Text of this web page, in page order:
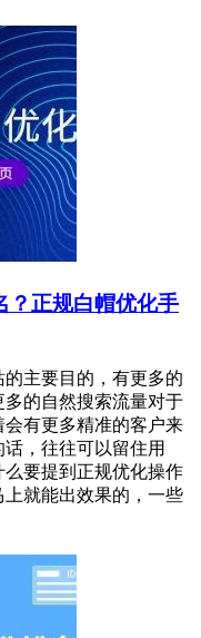
？正规白帽优化手
主要目的，有更多的
的自然搜索流量对于
有更多精准的客户来
，往往可以留住用
要提到正规优化操作
就能出效果的，一些